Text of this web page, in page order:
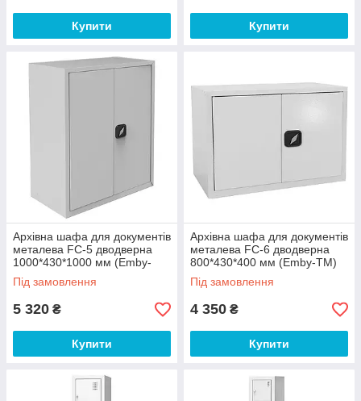
Купити Купити
Архівна шафа для документів
металева FC-5 дводверна
1000*430*1000 мм (Emby-
ТМ)
Під замовлення
5 320 ₴
Купити
Архівна шафа для документів
металева FC-6 дводверна
800*430*400 мм (Emby-ТМ)
Під замовлення
4 350 ₴
Купити